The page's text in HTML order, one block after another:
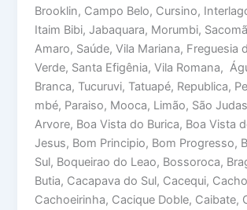
Brooklin, Campo Belo, Cursino,
Itaim Bibi, Jabaquara, Morumbi,
Amaro, Saúde, Vila Mariana, Freguesia
Verde, Santa Efigênia, Vila Romana,
Branca, Tucuruvi, Tatuapé, Republica,
mbé, Paraiso, Mooca, Limão, São
Arvore, Boa Vista do Burica, Boa Vista
Jesus, Bom Principio, Bom Progresso,
Sul, Boqueirao do Leao, Bossoroca,
Butia, Cacapava do Sul, Cacequi,
Cachoeirinha, Cacique Doble, Caibate,